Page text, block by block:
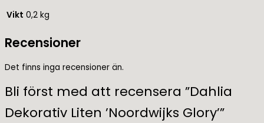
Vikt 0,2 kg
Recensioner
Det finns inga recensioner än.
Bli först med att recensera ”Dahlia
Dekorativ Liten ’Noordwijks Glory’”